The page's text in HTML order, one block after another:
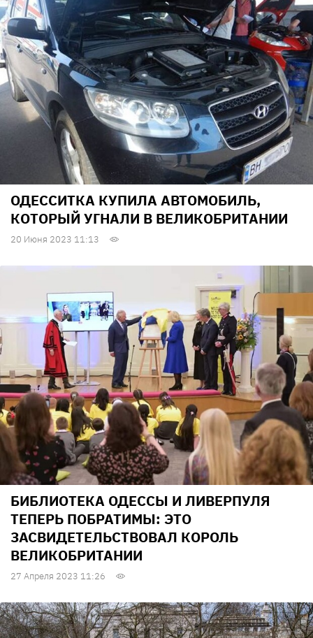
ОДЕССИТКА КУПИЛА АВТОМОБИЛЬ,
КОТОРЫЙ УГНАЛИ В ВЕЛИКОБРИТАНИИ
20 Июня 2023 11:13
БИБЛИОТЕКА ОДЕССЫ И ЛИВЕРПУЛЯ
ТЕПЕРЬ ПОБРАТИМЫ: ЭТО
ЗАСВИДЕТЕЛЬСТВОВАЛ КОРОЛЬ
ВЕЛИКОБРИТАНИИ
27 Апреля 2023 11:26